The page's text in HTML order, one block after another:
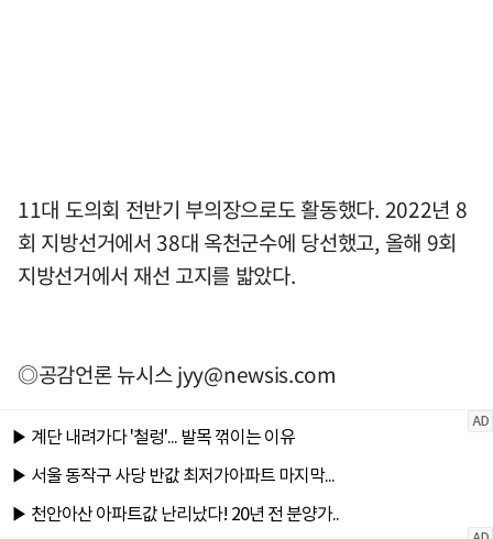
11대 도의회 전반기 부의장으로도 활동했다. 2022년 8
회 지방선거에서 38대 옥천군수에 당선했고, 올해 9회
지방선거에서 재선 고지를 밟았다.
◎공감언론 뉴시스jyy@newsis.com